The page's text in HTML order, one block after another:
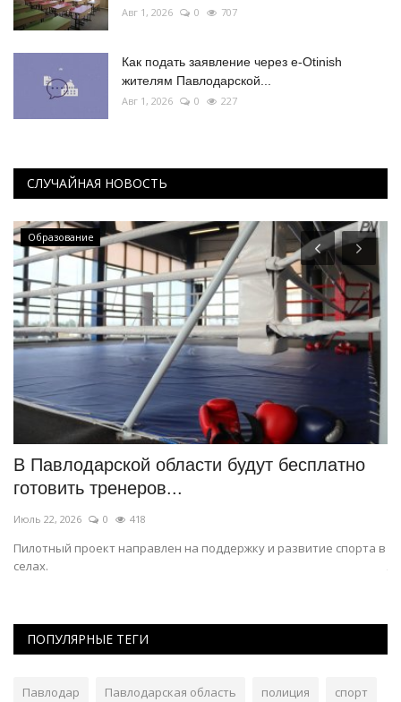
Авг 1, 2026 0 707
Как подать заявление через e-Otinish
жителям Павлодарской...
Авг 1, 2026 0 227
СЛУЧАЙНАЯ НОВОСТЬ
Образование
В Павлодарской области будут бесплатно
готовить тренеров...
Июль 22, 2026 0 418
Пилотный проект направлен на поддержку и развитие спорта в
селах.
ПОПУЛЯРНЫЕ ТЕГИ
Павлодар Павлодарская область полиция спорт